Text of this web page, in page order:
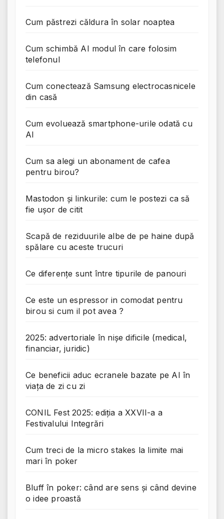
Cum păstrezi căldura în solar noaptea
Cum schimbă AI modul în care folosim
telefonul
Cum conectează Samsung electrocasnicele
din casă
Cum evoluează smartphone-urile odată cu
AI
Cum sa alegi un abonament de cafea
pentru birou?
Mastodon și linkurile: cum le postezi ca să
fie ușor de citit
Scapă de reziduurile albe de pe haine după
spălare cu aceste trucuri
Ce diferențe sunt între tipurile de panouri
Ce este un espressor in comodat pentru
birou si cum il pot avea ?
2025: advertoriale în nișe dificile (medical,
financiar, juridic)
Ce beneficii aduc ecranele bazate pe AI în
viața de zi cu zi
CONIL Fest 2025: ediția a XXVII-a a
Festivalului Integrări
Cum treci de la micro stakes la limite mai
mari în poker
Bluff în poker: când are sens și când devine
o idee proastă